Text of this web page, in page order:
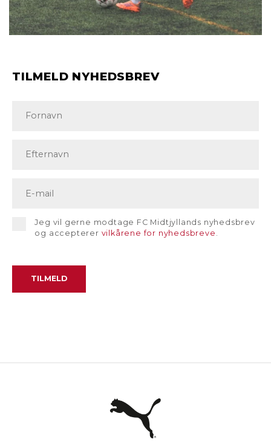
TILMELD NYHEDSBREV
Jeg vil gerne modtage FC Midtjyllands nyhedsbrev
og accepterer vilkårene for nyhedsbreve .